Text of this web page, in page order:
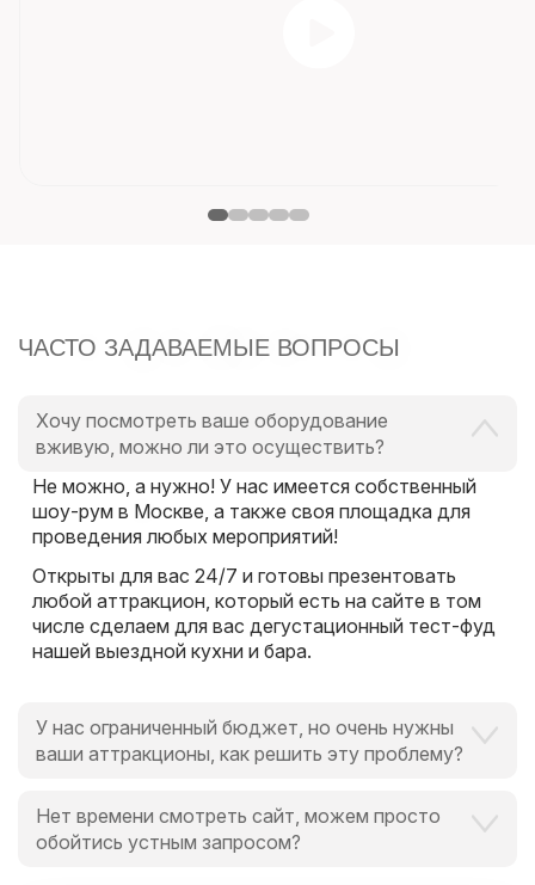
ЧАСТО ЗАДАВАЕМЫЕ ВОПРОСЫ
Хочу посмотреть ваше оборудование
вживую, можно ли это осуществить?
Не можно, а нужно! У нас имеется собственный
шоу-рум в Москве, а также своя площадка для
проведения любых мероприятий!
Открыты для вас 24/7 и готовы презентовать
любой аттракцион, который есть на сайте в том
числе сделаем для вас дегустационный тест-фуд
нашей выездной кухни и бара.
У нас ограниченный бюджет, но очень нужны
ваши аттракционы, как решить эту проблему?
поскольку мы всегда идем навстречу и готовы
выручить в любой ситуации, поскольку
Нет времени смотреть сайт, можем просто
обойтись устным запросом?